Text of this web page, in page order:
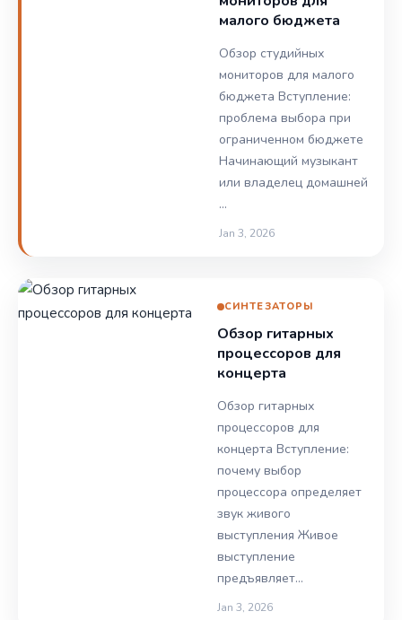
малого бюджета
Обзор студийных
мониторов для малого
бюджета Вступление:
проблема выбора при
ограниченном бюджете
Начинающий музыкант
или владелец домашней
…
Jan 3, 2026
СИНТЕЗАТОРЫ
Обзор гитарных
процессоров для
концерта
Обзор гитарных
процессоров для
концерта Вступление:
почему выбор
процессора определяет
звук живого
выступления Живое
выступление
предъявляет…
Jan 3, 2026